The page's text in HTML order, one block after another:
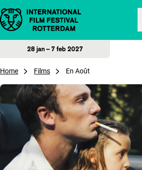
Direct naar inhoud
28 jan – 7 feb 2027
Home Films En Août